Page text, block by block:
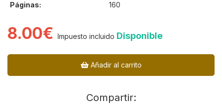
Páginas:
160
8.00€ Impuesto incluido Disponible
Añadir al carrito
Compartir: